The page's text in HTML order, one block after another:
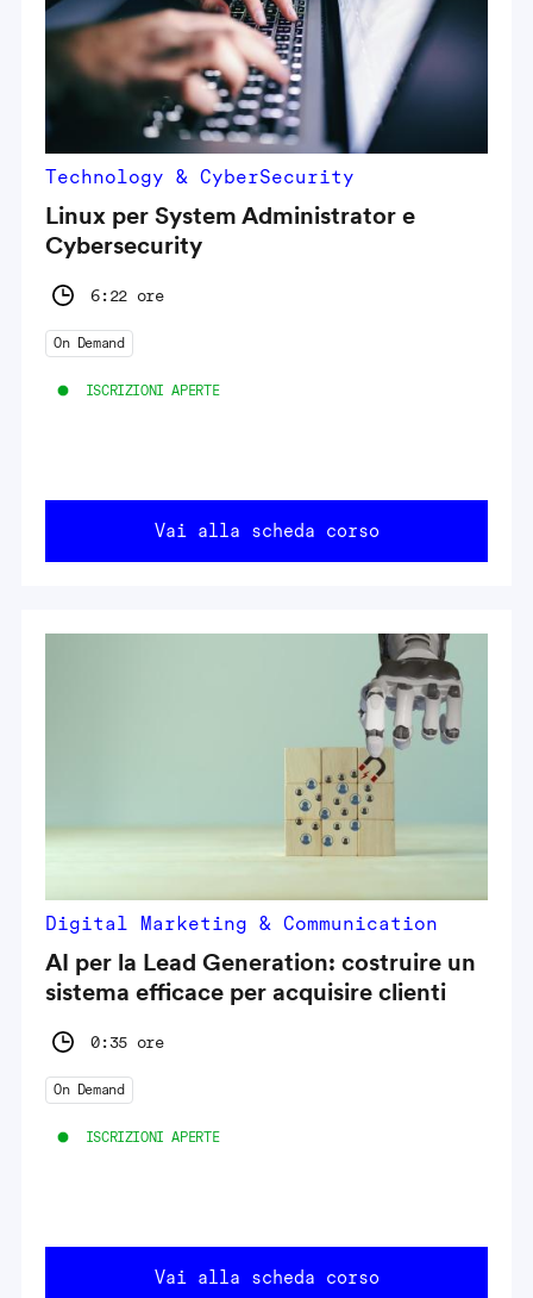
Technology & CyberSecurity
Linux per System Administrator e
Cybersecurity
6:22 ore
On Demand
ISCRIZIONI APERTE
Vai alla scheda corso
Digital Marketing & Communication
AI per la Lead Generation: costruire un
sistema efficace per acquisire clienti
0:35 ore
On Demand
ISCRIZIONI APERTE
Vai alla scheda corso